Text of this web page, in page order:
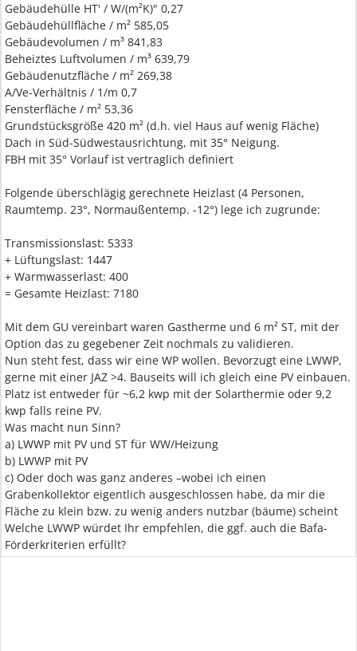
Gebäudehülle HT' / W/(m²K)" 0,27
Gebäudehüllfläche / m² 585,05
Gebäudevolumen / m³ 841,83
Beheiztes Luftvolumen / m³ 639,79
Gebäudenutzfläche / m² 269,38
A/Ve-Verhältnis / 1/m 0,7
Fensterfläche / m² 53,36
Grundstücksgröße 420 m² (d.h. viel Haus auf wenig Fläche)
Dach in Süd-Südwestausrichtung, mit 35° Neigung.
FBH mit 35° Vorlauf ist vertraglich definiert
Folgende überschlägig gerechnete Heizlast (4 Personen,
Raumtemp. 23°, Normaußentemp. -12°) lege ich zugrunde:
Transmissionslast: 5333
+ Lüftungslast: 1447
+ Warmwasserlast: 400
= Gesamte Heizlast: 7180
Mit dem GU vereinbart waren Gastherme und 6 m² ST, mit der
Option das zu gegebener Zeit nochmals zu validieren.
Nun steht fest, dass wir eine WP wollen. Bevorzugt eine LWWP,
gerne mit einer JAZ >4. Bauseits will ich gleich eine PV einbauen.
Platz ist entweder für ~6,2 kwp mit der Solarthermie oder 9,2
kwp falls reine PV.
Was macht nun Sinn?
a) LWWP mit PV und ST für WW/Heizung
b) LWWP mit PV
c) Oder doch was ganz anderes –wobei ich einen
Grabenkollektor eigentlich ausgeschlossen habe, da mir die
Fläche zu klein bzw. zu wenig anders nutzbar (bäume) scheint
Welche LWWP würdet Ihr empfehlen, die ggf. auch die Bafa-
Förderkriterien erfüllt?